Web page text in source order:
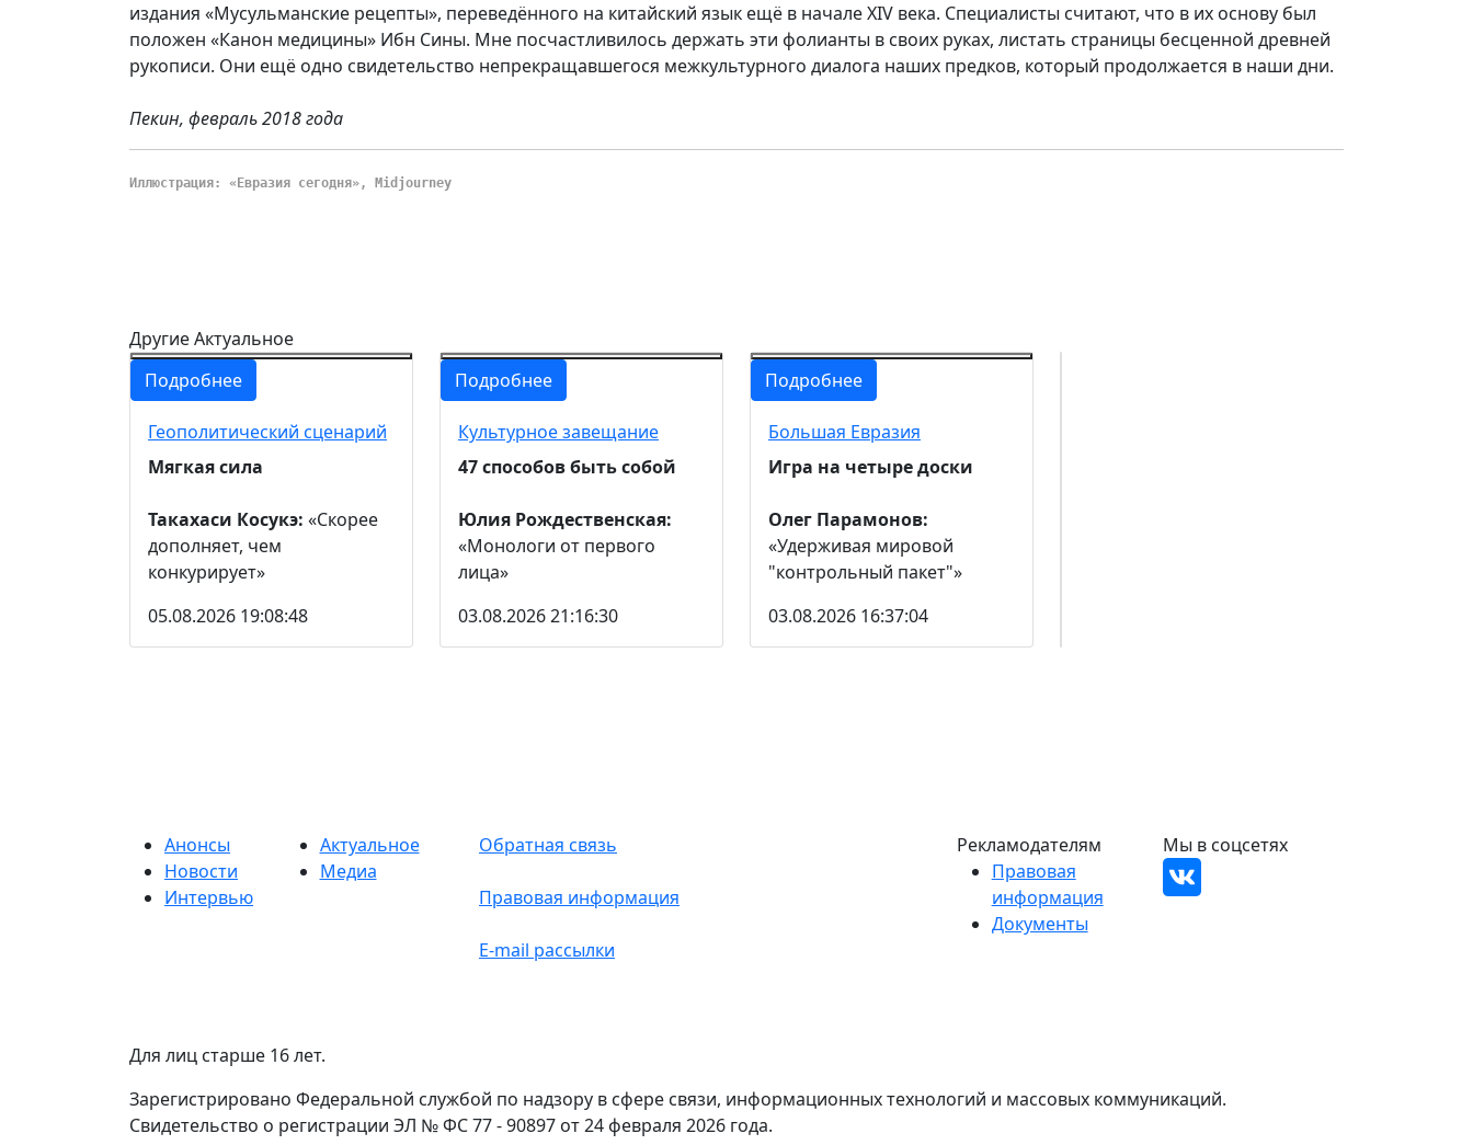
издания «Мусульманские рецепты», переведённого на китайский язык ещё в начале XIV века. Специалисты считают, что в их основу был
положен «Канон медицины» Ибн Сины. Мне посчастливилось держать эти фолианты в своих руках, листать страницы бесценной древней
рукописи. Они ещё одно свидетельство непрекращавшегося межкультурного диалога наших предков, который продолжается в наши дни.
Пекин, февраль 2018 года
Иллюстрация: «Евразия сегодня», Midjourney
Другие Актуальное
Подробнее
Геополитический сценарий
Мягкая сила
Такахаси Косукэ: «Скорее
дополняет, чем
конкурирует»
05.08.2026 19:08:48
Подробнее
Культурное завещание
47 способов быть собой
Юлия Рождественская:
«Монологи от первого
лица»
03.08.2026 21:16:30
Подробнее
Большая Евразия
Игра на четыре доски
Олег Парамонов:
«Удерживая мировой
"контрольный пакет"»
03.08.2026 16:37:04
Анонсы
Новости
Интервью
Актуальное
Медиа
Обратная связь
Правовая информация
E-mail рассылки
Рекламодателям
Правовая
информация
Документы
Мы в соцсетях
Для лиц старше 16 лет.
Зарегистрировано Федеральной службой по надзору в сфере связи, информационных технологий и массовых коммуникаций.
Свидетельство о регистрации ЭЛ № ФС 77 - 90897 от 24 февраля 2026 года.